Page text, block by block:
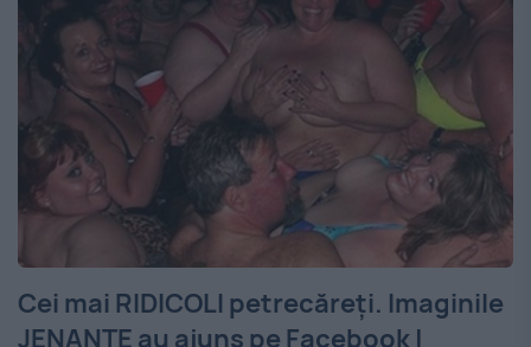
Cei mai RIDICOLI petrecăreți. Imaginile
JENANTE au ajuns pe Facebook |